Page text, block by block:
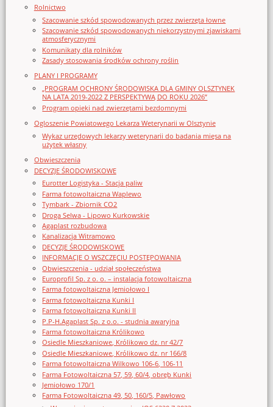
Rolnictwo
Szacowanie szkód spowodowanych przez zwierzęta łowne
Szacowanie szkód spowodowanych niekorzystnymi zjawiskami
atmosferycznymi
Komunikaty dla rolników
Zasady stosowania środków ochrony roślin
PLANY I PROGRAMY
„PROGRAM OCHRONY ŚRODOWISKA DLA GMINY OLSZTYNEK
NA LATA 2019-2022 Z PERSPEKTYWĄ DO ROKU 2026”
Program opieki nad zwierzętami bezdomnymi
Ogloszenie Powiatowego Lekarza Weterynarii w Olsztynie
Wykaz urzędowych lekarzy weterynarii do badania mięsa na
użytek własny
Obwieszczenia
DECYZJE ŚRODOWISKOWE
Eurotter Logistyka - Stacja paliw
Farma fotowoltaiczna Waplewo
Tymbark - Zbiornik CO2
Droga Selwa - Lipowo Kurkowskie
Agaplast rozbudowa
Kanalizacja Witramowo
DECYZJE ŚRODOWISKOWE
INFORMACJE O WSZCZĘCIU POSTĘPOWANIA
Obwieszczenia - udział społeczeństwa
Europrofil Sp. z o. o. – instalacja fotowoltaiczna
Farma fotowoltaiczna Jemiołowo I
Farma fotowoltaiczna Kunki I
Farma fotowoltaiczna Kunki II
P.P-H.Agaplast Sp. z o.o. - studnia awaryjna
Farma fotowoltaiczna Królikowo
Osiedle Mieszkaniowe, Królikowo dz. nr 42/7
Osiedle Mieszkaniowe, Królikowo dz. nr 166/8
Farma fotowoltaiczna Wilkowo 106-6, 106-11
Farma Fotowoltaiczna 57, 59, 60/4, obręb Kunki
Jemiołowo 170/1
Farma Fotowoltaiczna 49, 50, 160/5, Pawłowo